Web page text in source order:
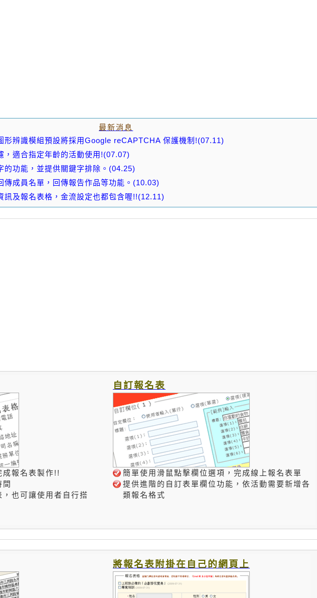
最新消息
形辨識模組預設將採用Google reCAPTCHA 保護機制!(07.11)
，適合指定年齡的活動使用!(07.07)
的功能，並提供關鍵字排除。(04.25)
傳成員名單，回傳報告作品等功能。(10.03)
訊及報名表格，金流設定也都包含喔!!(12.11)
成報名表製作!!
也可讓使用者自行搭
自訂報名表
簡單使用滑鼠點擊欄位選項，完成線上報名表單
提供進階的自訂表單欄位功能，依活動需要新增各
類報名格式
將報名表附掛在自己的網頁上